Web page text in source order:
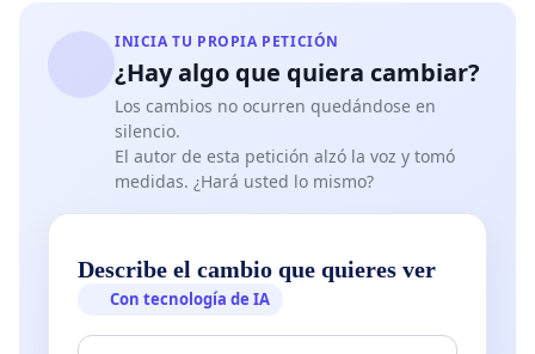
INICIA TU PROPIA PETICIÓN
¿Hay algo que quiera cambiar?
Los cambios no ocurren quedándose en
silencio.
El autor de esta petición alzó la voz y tomó
medidas. ¿Hará usted lo mismo?
Describe el cambio que quieres ver
Con tecnología de IA